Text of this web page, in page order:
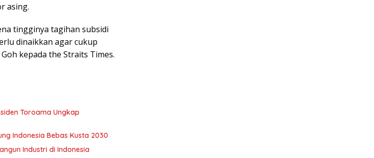
asing.
tingginya tagihan subsidi
dinaikkan agar cukup
kepada the Straits Times.
Toroama Ungkap
Indonesia Bebas Kusta 2030
Industri di Indonesia